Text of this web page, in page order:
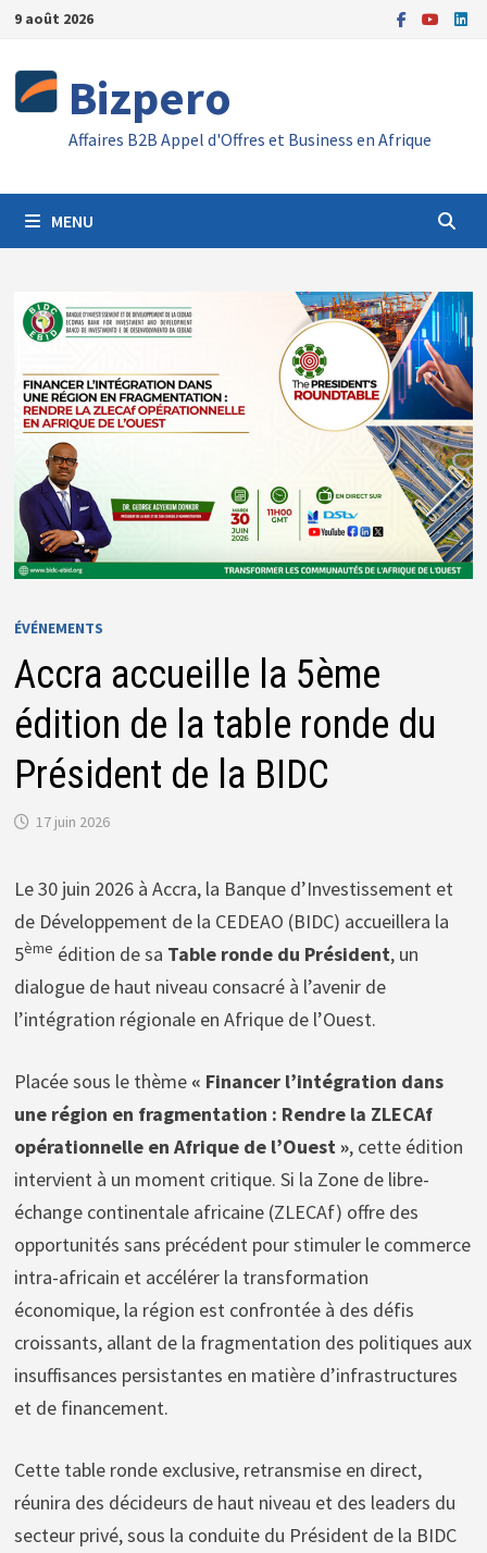
Passer
contenu
9 août 2026
Bizpero
Affaires B2B Appel d'Offres et Business en Afrique
MENU
ÉVÉNEMENTS
Accra accueille la 5ème
édition de la table ronde du
Président de la BIDC
17 juin 2026
Le 30 juin 2026 à Accra, la Banque d’Investissement et
de Développement de la CEDEAO (BIDC) accueillera la
5ème édition de sa Table ronde du Président, un
dialogue de haut niveau consacré à l’avenir de
l’intégration régionale en Afrique de l’Ouest.
Placée sous le thème « Financer l’intégration dans
une région en fragmentation : Rendre la ZLECAf
opérationnelle en Afrique de l’Ouest », cette édition
intervient à un moment critique. Si la Zone de libre-
échange continentale africaine (ZLECAf) offre des
opportunités sans précédent pour stimuler le commerce
intra-africain et accélérer la transformation
économique, la région est confrontée à des défis
croissants, allant de la fragmentation des politiques aux
insuffisances persistantes en matière d’infrastructures
et de financement.
Cette table ronde exclusive, retransmise en direct,
réunira des décideurs de haut niveau et des leaders du
secteur privé, sous la conduite du Président de la BIDC